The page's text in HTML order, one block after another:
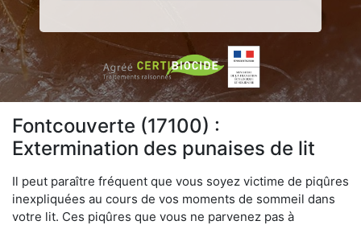
Fontcouverte (17100) :
Extermination des punaises de lit
Il peut paraître fréquent que vous soyez victime de piqûres
inexpliquées au cours de vos moments de sommeil dans
votre lit. Ces piqûres que vous ne parvenez pas à